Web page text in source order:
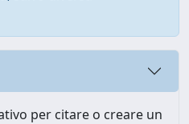
per citare o creare un